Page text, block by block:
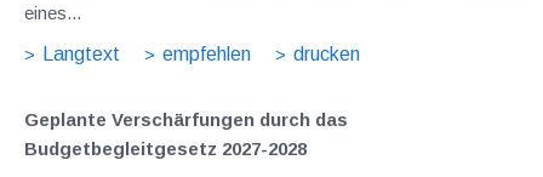
eines...
Langtext
empfehlen drucken
Geplante Verschärfungen durch das
Budgetbegleitgesetz 2027-2028